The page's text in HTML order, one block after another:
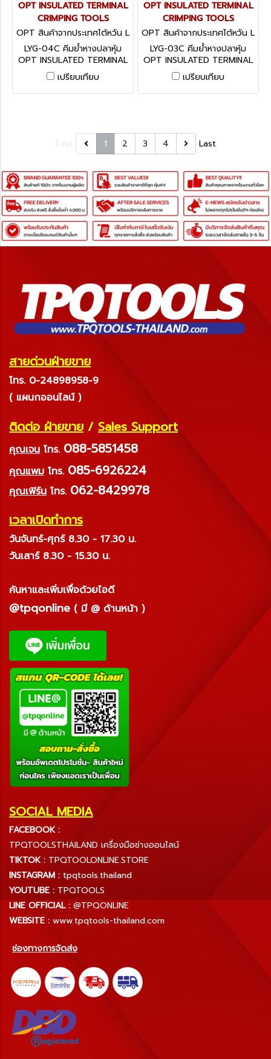
OPT INSULATED TERMINAL
CRIMPING TOOLS
OPT สินค้าจากประเทศไต้หวัน L
YG-04C
LYG-04C คีมย้ำหางปลาหุ้ม
OPT INSULATED TERMINAL
CRIMPING TOOLS
เปรียบเทียบ
OPT INSULATED TERMINAL
CRIMPING TOOLS
OPT สินค้าจากประเทศไต้หวัน L
YG-03C
LYG-03C คีมย้ำหางปลาหุ้ม
OPT INSULATED TERMINAL
CRIMPING TOOLS
เปรียบเทียบ
1 2 3 4 Last
สายด่วนฝ่ายขาย
โทร. 0-24898958-9
( แผนกออนไลน์ )
ติดต่อ ฝ่ายขาย / Sales Support
คุณเจน โทร. 088-5851458
คุณแพม โทร. 085-6926224
คุณเฟิร์น โทร. 062-8429978
เวลาเปิดทำการ
วันจันทร์-ศุกร์ 8.30 - 17.30 น.
วันเสาร์ 8.30 - 15.30 น.
ค้นหาและเพิ่มเพื่อด้วยไอดี
@tpqonline ( มี @ ด้านหน้า )
SOCIAL MEDIA
FACEBOOK :
TPQTOOLSTHAILAND เครื่องมือช่างออนไลน์
TIKTOK : TPQTOOLONLINE.STORE
INSTAGRAM : tpqtools.thailand
YOUTUBE : TPQTOOLS
LINE OFFICIAL : @TPQONLINE
WEBSITE : www.tpqtools-thailand.com
ช่องทางการจัดส่ง